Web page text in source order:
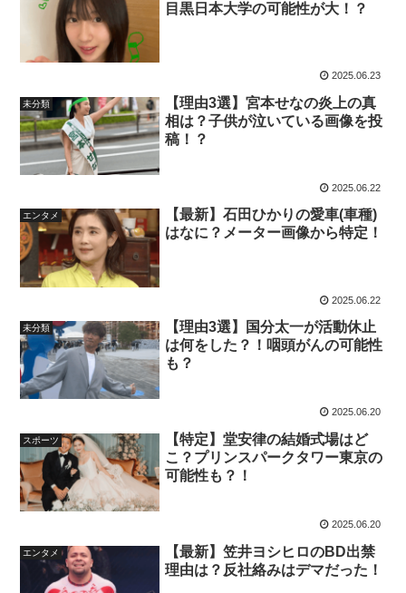
目黒日本大学の可能性が大！？
2025.06.23
未分類
【理由3選】宮本せなの炎上の真
相は？子供が泣いている画像を投
稿！？
2025.06.22
エンタメ
【最新】石田ひかりの愛車(車種)
はなに？メーター画像から特定！
2025.06.22
未分類
【理由3選】国分太一が活動休止
は何をした？！咽頭がんの可能性
も？
2025.06.20
スポーツ
【特定】堂安律の結婚式場はど
こ？プリンスパークタワー東京の
可能性も？！
2025.06.20
エンタメ
【最新】笠井ヨシヒロのBD出禁
理由は？反社絡みはデマだった！